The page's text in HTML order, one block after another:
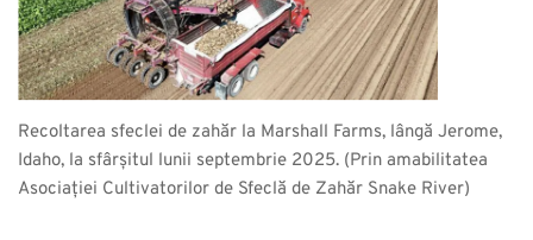
Recoltarea sfeclei de zahăr la Marshall Farms, lângă Jerome,
Idaho, la sfârșitul lunii septembrie 2025. (Prin amabilitatea
Asociației Cultivatorilor de Sfeclă de Zahăr Snake River)